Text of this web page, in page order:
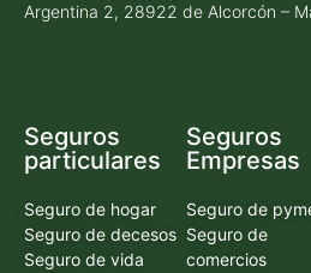
Argentina 2, 28922 de Alcorcón –
Seguros
particulares
Seguro de hogar
Seguro de decesos
Seguro de vida
Seguros
Empresas
Seguro de
Seguro de
comercios